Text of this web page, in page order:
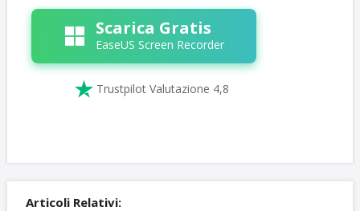
Scarica Gratis
EaseUS Screen Recorder
 Trustpilot Valutazione 4,8
Articoli Relativi: